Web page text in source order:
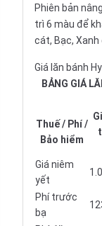
Phiên bản
trì 6 màu để
cát, Bạc, Xanh
Giá lăn bánh
BẢNG GIÁ
Thuế / Phí /
Bảo hiểm
Giá niêm
yết
Phí trước
bạ